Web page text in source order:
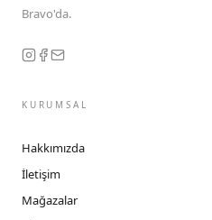
Bravo'da.
KURUMSAL
Hakkımızda
İletişim
Mağazalar